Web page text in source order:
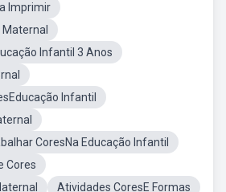
Imprimir
Infantil 3 Anos
Infantil
CoresNa Educação Infantil
Cores
Atividades CoresE Formas